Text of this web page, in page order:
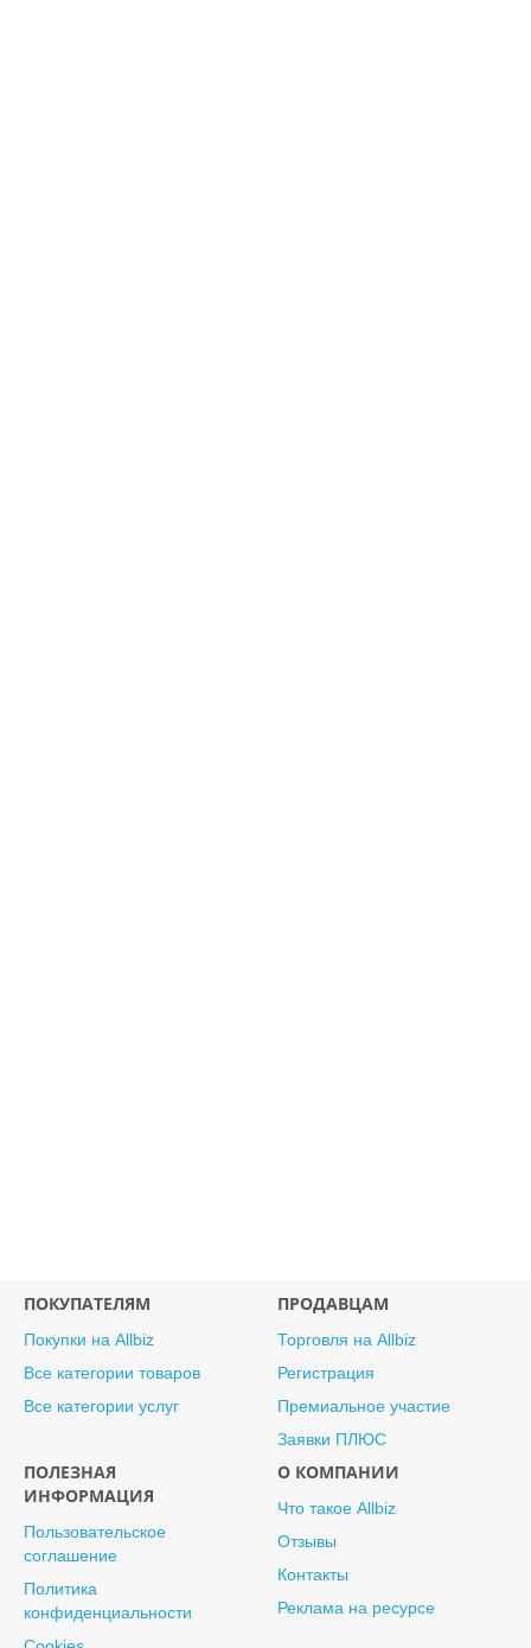
ПОКУПАТЕЛЯМ
Покупки на Allbiz
Все категории товаров
Все категории услуг
ПРОДАВЦАМ
Торговля на Allbiz
Регистрация
Премиальное участие
Заявки ПЛЮС
ПОЛЕЗНАЯ
ИНФОРМАЦИЯ
Пользовательское
соглашение
Политика
конфиденциальности
О КОМПАНИИ
Что такое Allbiz
Отзывы
Контакты
Реклама на ресурсе